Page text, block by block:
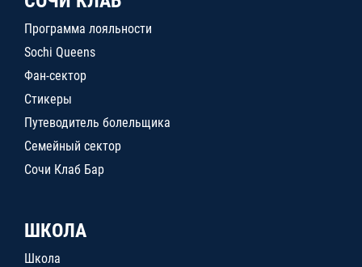
Программа лояльности
Sochi Queens
Фан-сектор
Стикеры
Путеводитель болельщика
Семейный сектор
Сочи Клаб Бар
ШКОЛА
Школа